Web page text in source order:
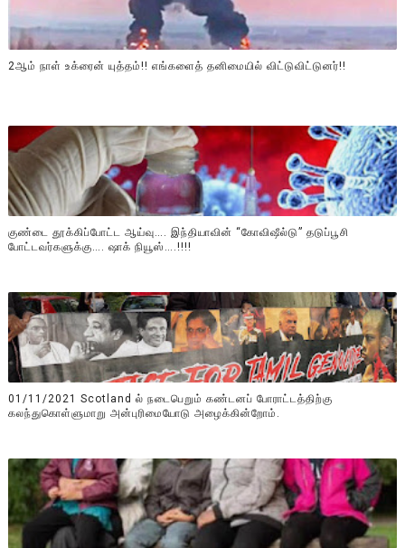
2ஆம் நாள் உக்ரைன் யுத்தம்!! எங்களைத் தனிமையில் விட்டுவிட்டுனர்!!
குண்டை தூக்கிப்போட்ட ஆய்வு…. இந்தியாவின் “கோவிஷீல்டு” தடுப்பூசி
போட்டவர்களுக்கு…. ஷாக் நியூஸ்….!!!!
01/11/2021 Scotland ல் நடைபெறும் கண்டனப் போராட்டத்திற்கு
கலந்துகொள்ளுமாறு அன்புரிமையோடு அழைக்கின்றோம்.